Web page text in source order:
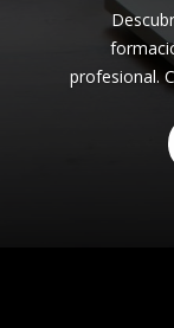
profesional.